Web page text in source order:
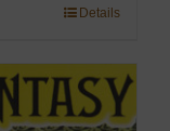
Details